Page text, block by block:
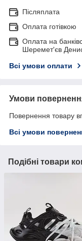
Післяплата
Оплата готівкою
Оплата на
Шеремет'єв
Всі умови оплати
Умови
Повернення товару
Всі умови
Подібні товари